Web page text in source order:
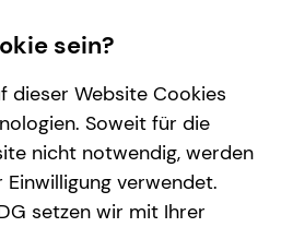
sein?
dieser Website Cookies
Soweit für die
nicht notwendig, werden
verwendet.
setzen wir mit Ihrer